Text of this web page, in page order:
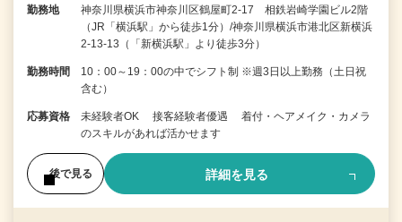
勤務地
神奈川県横浜市神奈川区鶴屋町2-17 相鉄岩崎学園ビル2階
（JR「横浜駅」から徒歩1分）/神奈川県横浜市港北区新横浜
2-13-13（「新横浜駅」より徒歩3分）
勤務時間
10：00～19：00の中でシフト制 ※週3日以上勤務（土日祝
含む）
応募資格
未経験者OK 接客経験者優遇 着付・ヘアメイク・カメラ
のスキルがあれば活かせます
後で見る 詳細を見る